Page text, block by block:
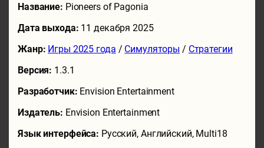
Название: Pioneers of Pagonia
Дата выхода: 11 декабря 2025
Жанр: Игры 2025 года / Симуляторы / Стратегии
Версия: 1.3.1
Разработчик: Envision Entertainment
Издатель: Envision Entertainment
Язык интерфейса: Русский, Английский, Multi18